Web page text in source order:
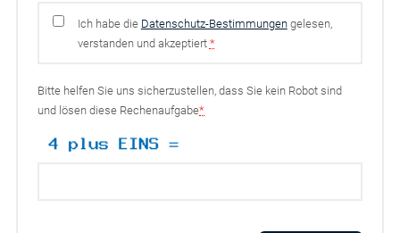
Ich habe die Datenschutz-Bestimmungengelesen,
verstanden und akzeptiert *
Bitte helfen Sie uns sicherzustellen, dass Sie kein Robot sind
und lösen diese Rechenaufgabe*